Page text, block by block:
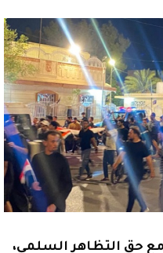
حق التظاهر السلمي،